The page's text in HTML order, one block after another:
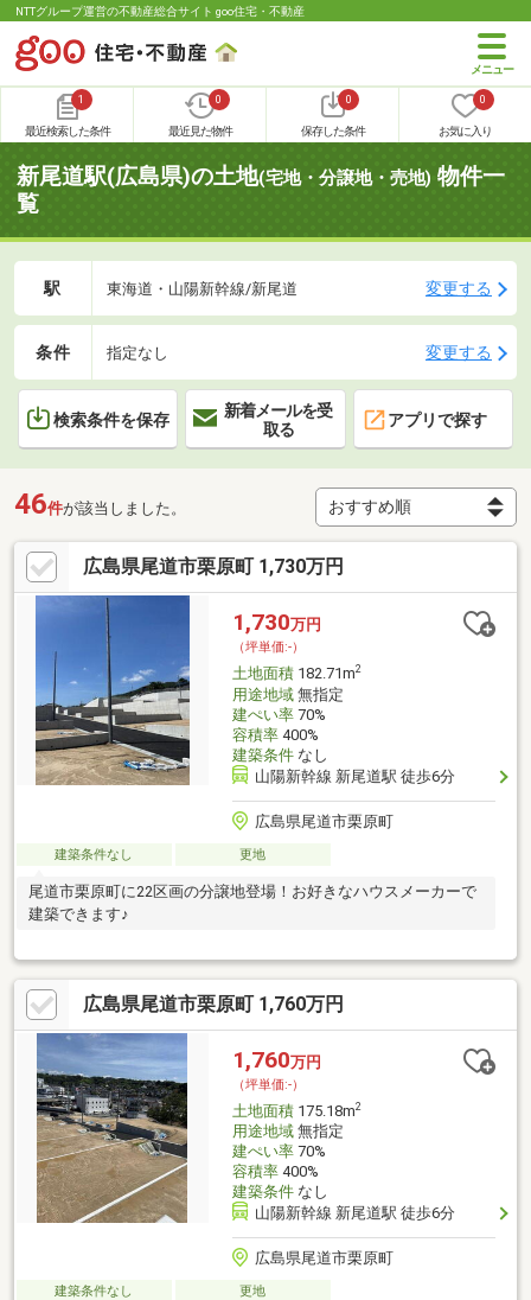
NTTグループ運営の不動産総合サイト goo住宅・不動産
1
最近検索した条件
0
最近見た物件
0
保存した条件
0
お気に入り
新尾道駅(広島県)の土地(宅地・分譲地・売地) 物件一
覧
駅 東海道・山陽新幹線/新尾道 変更する
条件 指定なし 変更する
検索条件を保存
新着メールを受
取る
アプリで探す
46件が該当しました。
広島県尾道市栗原町 1,730万円
1,730万円
（坪単価:-）
土地面積182.71m2
用途地域無指定
建ぺい率70%
容積率400%
建築条件なし
山陽新幹線 新尾道駅 徒歩6分
広島県尾道市栗原町
建築条件なし 更地
尾道市栗原町に22区画の分譲地登場！お好きなハウスメーカーで
建築できます♪
広島県尾道市栗原町 1,760万円
1,760万円
（坪単価:-）
土地面積175.18m2
用途地域無指定
建ぺい率70%
容積率400%
建築条件なし
山陽新幹線 新尾道駅 徒歩6分
広島県尾道市栗原町
建築条件なし 更地